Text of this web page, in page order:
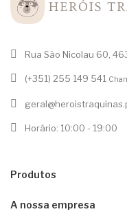
Rua São Nicolau 60,
(+351) 255 149 541
Horário: 10:00 - 19:00
Produtos
A nossa empresa